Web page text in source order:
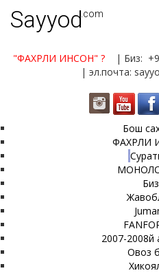
Sayyod.com
"ФАХРЛИ ИНСОН" ?
| Биз:
| эл.почта:
Бош
ФАХРЛИ
Биз
2007-2008й
Овоз